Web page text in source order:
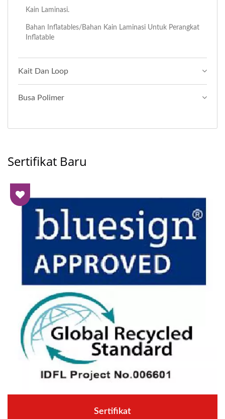
Kain Laminasi.
Bahan Inflatables/bahan Kain Laminasi Untuk Perangkat
Inflatable
Kait Dan Loop
Busa Polimer
Sertifikat Baru
Sertifikat